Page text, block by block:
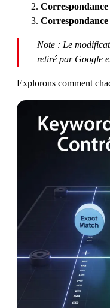
Correspondance
Note : Le
retiré par Google
Explorons comment